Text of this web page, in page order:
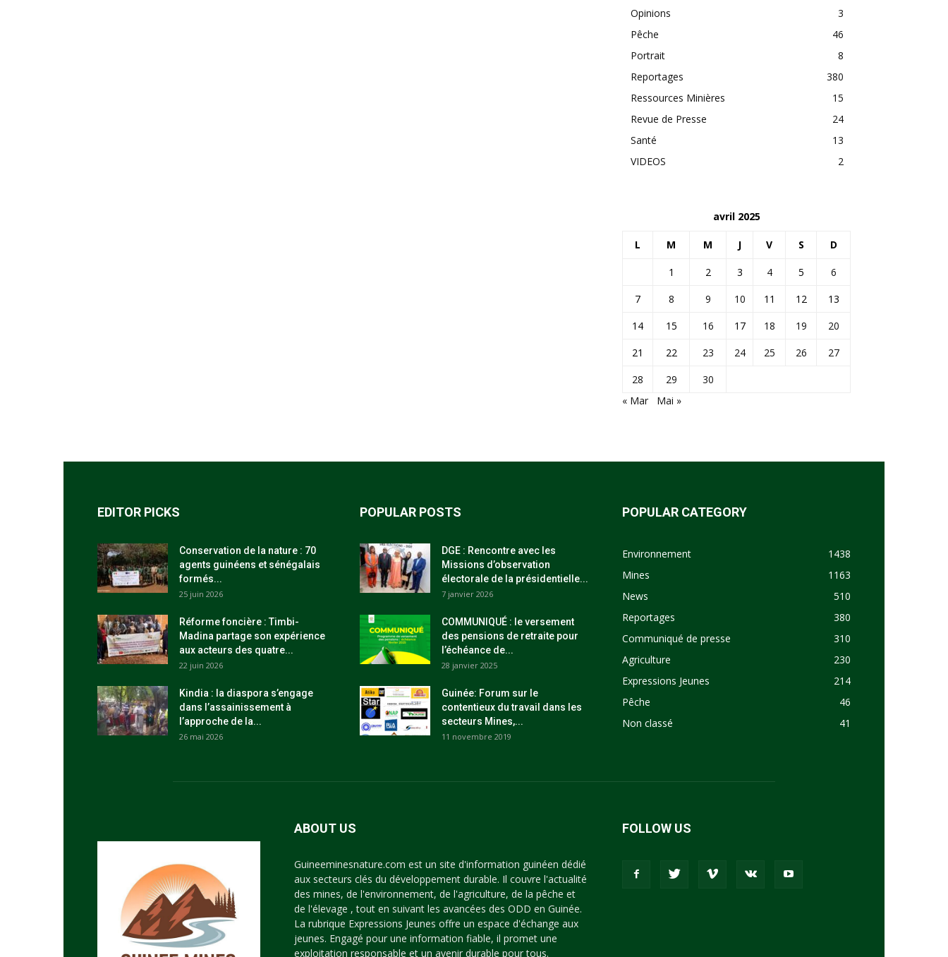
Opinions
3
Pêche
46
Portrait
8
Reportages
380
Ressources Minières
15
Revue de Presse
24
Santé
13
VIDEOS
2
avril 2025
L M M J V S D
1 2 3 4 5
6
7
8 9 10 11 12
13
14
15 16 17 18 19
20
21
22 23 24 25 26
27
28
29
30
« Mar
Mai »
EDITOR PICKS
Conservation de la nature : 70
agents guinéens et sénégalais
formés...
25 juin 2026
Réforme foncière : Timbi-
Madina partage son expérience
aux acteurs des quatre...
22 juin 2026
Kindia : la diaspora s’engage
dans l’assainissement à
l’approche de la...
26 mai 2026
POPULAR POSTS
DGE : Rencontre avec les
Missions d’observation
électorale de la présidentielle...
7 janvier 2026
COMMUNIQUÉ : le versement
des pensions de retraite pour
l’échéance de...
28 janvier 2025
Guinée: Forum sur le
contentieux du travail dans les
secteurs Mines,...
11 novembre 2019
POPULAR CATEGORY
Environnement
1438
Mines
1163
News
510
Reportages
380
Communiqué de presse
310
Agriculture
230
Expressions Jeunes
214
Pêche
46
Non classé
41
ABOUT US
Guineeminesnature.com est un site d'information guinéen dédié
aux secteurs clés du développement durable. Il couvre l'actualité
des mines, de l'environnement, de l'agriculture, de la pêche et
de l'élevage , tout en suivant les avancées des ODD en Guinée.
La rubrique Expressions Jeunes offre un espace d'échange aux
jeunes. Engagé pour une information fiable, il promet une
exploitation responsable et un avenir durable pour tous.
FOLLOW US